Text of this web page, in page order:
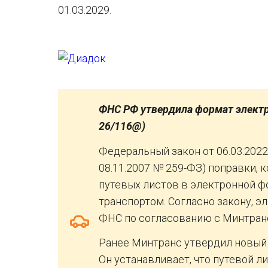
01.03.2029.
ФНС РФ утвердила формат
26/116@)
Федеральный закон от
08.11.2007 № 259-ФЗ) поправки,
путевых листов в электронной
транспортом. Согласно закону,
ФНС по согласованию с
Ранее Минтранс утвердил
Он устанавливает, что путевой